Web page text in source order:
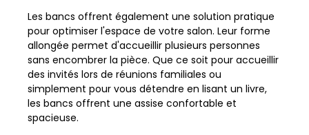
Les bancs offrent également une solution pratique
pour optimiser l'espace de votre salon. Leur forme
allongée permet d'accueillir plusieurs personnes
sans encombrer la pièce. Que ce soit pour accueillir
des invités lors de réunions familiales ou
simplement pour vous détendre en lisant un livre,
les bancs offrent une assise confortable et
spacieuse.